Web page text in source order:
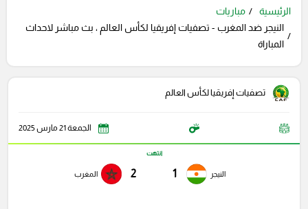
الرئيسية
مباريات
النيجر ضد المغرب - تصفيات إفريقيا لكأس العالم ، بث مباشر لاحداث
المباراة
تصفيات إفريقيا لكأس العالم
الجمعة 21 مارس 2025
النيجر 1
انتهت
2 المغرب